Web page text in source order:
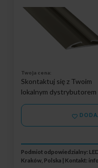
Twoja cena:
Skontaktuj się z Twoim
lokalnym dystrybutorem
Podmiot odpowiedzialny:
Kraków, Polska | Kontakt: